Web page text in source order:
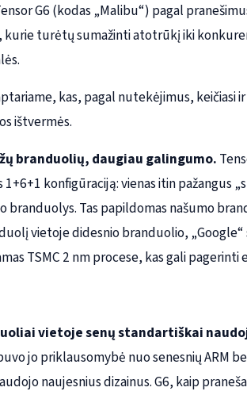
G6 (kodas „Malibu“) pagal
kurie turėtų sumažinti atotrūkį iki
kas, pagal nutekėjimus,
ištvermės.
branduolių, daugiau galingumo.
1+6+1 konfigūraciją: vienas itin pažangus
branduolys. Tas papildomas našumo
vietoje didesnio branduolio,
TSMC 2 nm procese, kas gali
vietoje senų standartiškai
jo priklausomybė nuo senesnių ARM
naujesnius dizainus. G6, kaip